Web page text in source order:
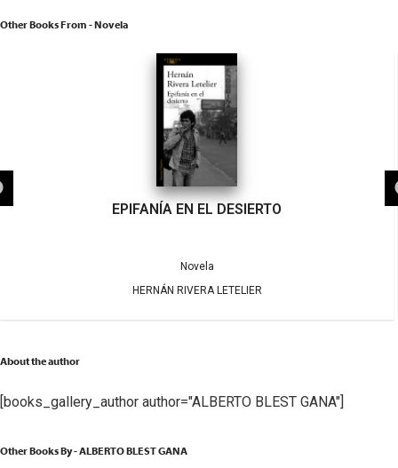
Other Books From - Novela
EPIFANÍA EN EL DESIERTO
Novela
HERNÁN RIVERA LETELIER
About the author
[books_gallery_author author="ALBERTO BLEST GANA"]
Other Books By - ALBERTO BLEST GANA